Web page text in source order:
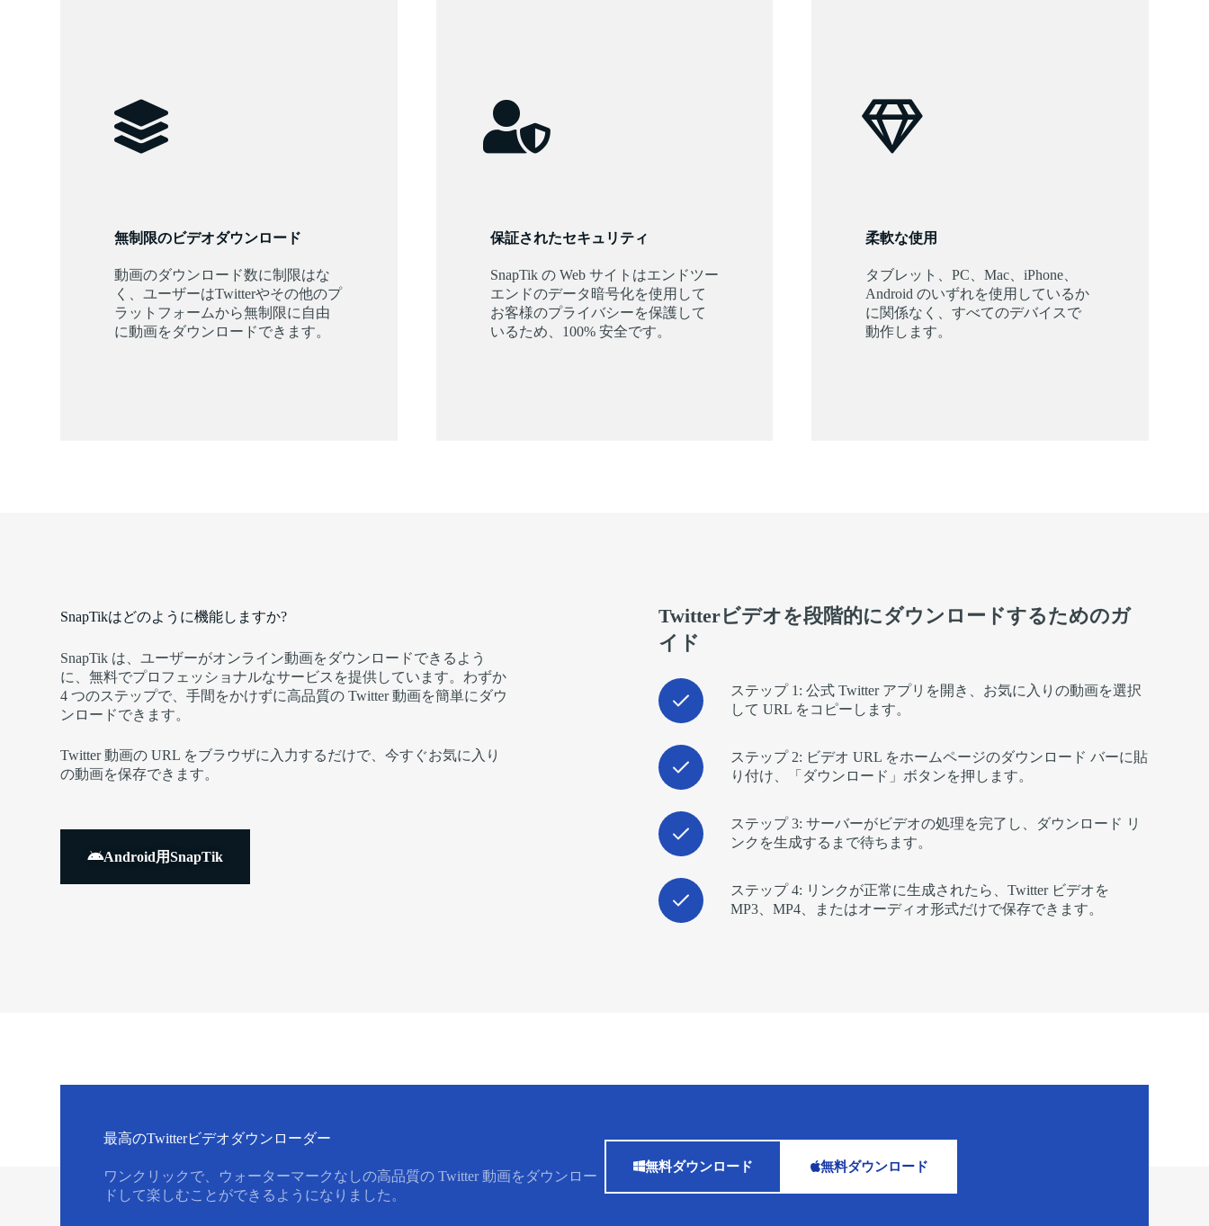
無制限のビデオダウンロード
動画のダウンロード数に制限はな
く、ユーザーはTwitterやその他のプ
ラットフォームから無制限に自由
に動画をダウンロードできます。
保証されたセキュリティ
SnapTik の Web サイトはエンドツー
エンドのデータ暗号化を使用して
お客様のプライバシーを保護して
いるため、100% 安全です。
柔軟な使用
タブレット、PC、Mac、iPhone、
Android のいずれを使用しているか
に関係なく、すべてのデバイスで
動作します。
SnapTikはどのように機能しますか?
SnapTik は、ユーザーがオンライン動画をダウンロードできるよう
に、無料でプロフェッショナルなサービスを提供しています。わずか
4 つのステップで、手間をかけずに高品質の Twitter 動画を簡単にダウ
ンロードできます。
Twitter 動画の URL をブラウザに入力するだけで、今すぐお気に入り
の動画を保存できます。
Android用SnapTik
Twitterビデオを段階的にダウンロードするためのガ
イド
ステップ 1: 公式 Twitter アプリを開き、お気に入りの動画を選択
して URL をコピーします。
ステップ 2: ビデオ URL をホームページのダウンロード バーに貼
り付け、「ダウンロード」ボタンを押します。
ステップ 3: サーバーがビデオの処理を完了し、ダウンロード リ
ンクを生成するまで待ちます。
ステップ 4: リンクが正常に生成されたら、Twitter ビデオを
MP3、MP4、またはオーディオ形式だけで保存できます。
最高のTwitterビデオダウンローダー
ワンクリックで、ウォーターマークなしの高品質の Twitter 動画をダウンロー
ドして楽しむことができるようになりました。
無料ダウンロード 無料ダウンロード